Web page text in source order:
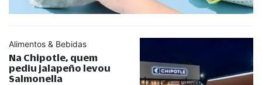
Alimentos & Bebidas
Na Chipotle, quem
pediu jalapeño levou
Salmonella